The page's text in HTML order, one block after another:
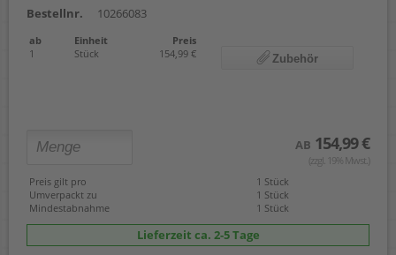
Bestellnr.
10266083
ab Einheit
Preis
1
Stück 154,99 € Zubehör
AB 154,99 €
(zzgl. 19% Mwst.)
Preis gilt pro
1 Stück
Umverpackt zu
1 Stück
Mindestabnahme
1 Stück
Lieferzeit ca. 2-5 Tage